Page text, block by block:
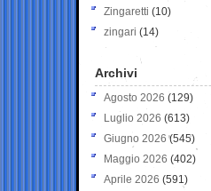
Zingaretti (10)
zingari (14)
Archivi
Agosto 2026 (129)
Luglio 2026 (613)
Giugno 2026 (545)
Maggio 2026 (402)
Aprile 2026 (591)